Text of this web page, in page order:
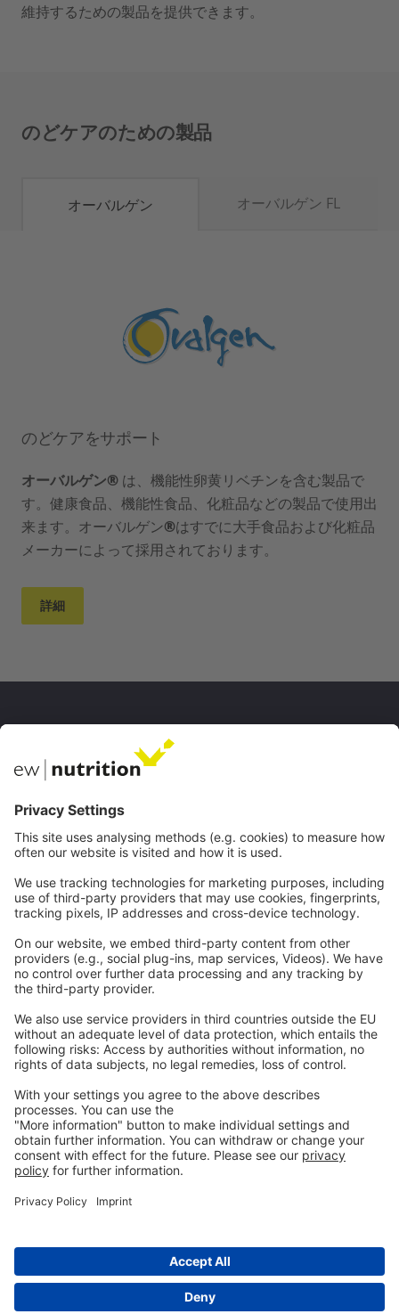
維持するための製品を提供できます。
のどケアのための製品
オーバルゲン オーバルゲン FL
のどケアをサポート
オーバルゲン® は、機能性卵黄リベチンを含む製品で
す。健康食品、機能性食品、化粧品などの製品で使用出
来ます。オーバルゲン®はすでに大手食品および化粧品
メーカーによって採用されております。
詳細
私たちのウェブサイト
EW Biotech
コミュニケーション
ウェブセミナー
キャリア
インプリント
個人情報保護方針
一般的な条件
お問い合わせ
info@ew-nutrition.com